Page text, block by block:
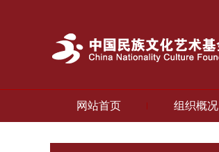
网站首页 组织概况